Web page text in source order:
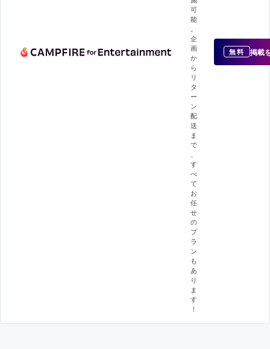
可
能
企
画
か
ら
リ
タ
ー
ン
配
送
ま
で
す
べ
て
お
任
せ
の
プ
ラ
ン
も
あ
り
ま
す
！
無料 掲載